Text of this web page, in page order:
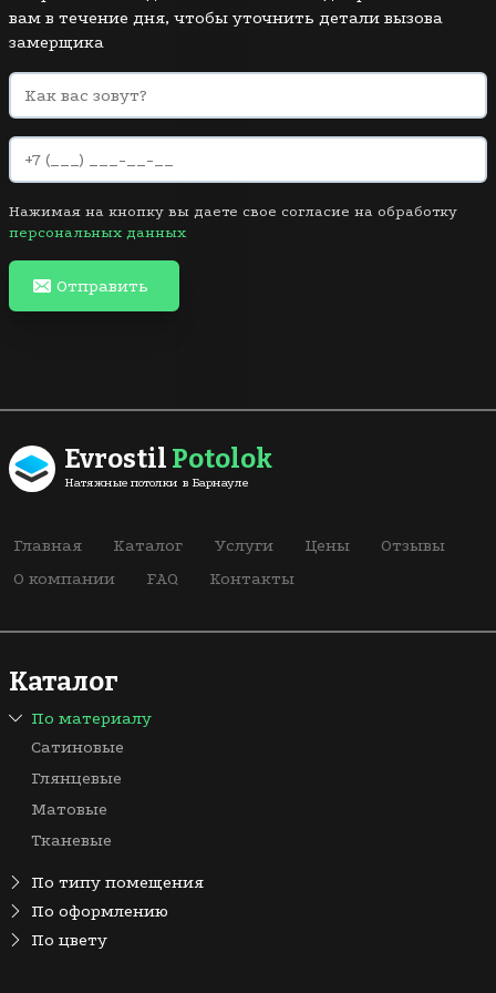
вам в течение дня, чтобы уточнить детали вызова
замерщика
Нажимая на кнопку вы даете свое согласие на обработку
персональных данных
Отправить
Evrostil Potolok
Натяжные потолки в Барнауле
Главная Каталог Услуги Цены
Отзывы
О компании
FAQ Контакты
Каталог
По материалу
Сатиновые
Глянцевые
Матовые
Тканевые
По типу помещения
На кухню
В прихожую
По оформлению
Одноуровневые
По цвету